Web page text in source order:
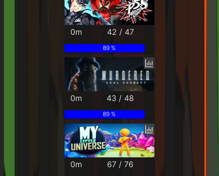
0m 42 / 47
89 %
0m 43 / 48
89 %
0m 67 / 76